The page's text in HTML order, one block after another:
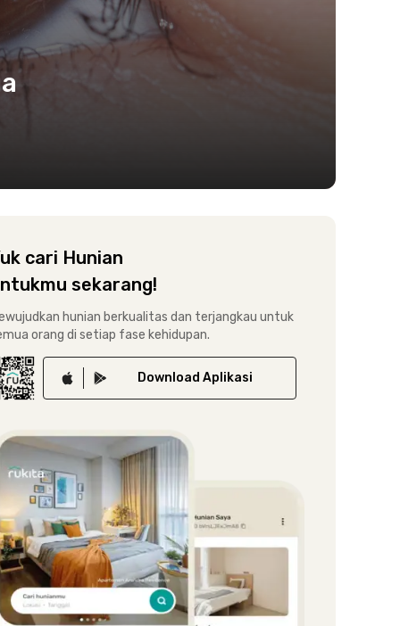
cari Hunian
sekarang!
hunian berkualitas dan terjangkau untuk
orang di setiap fase kehidupan.
Download Aplikasi